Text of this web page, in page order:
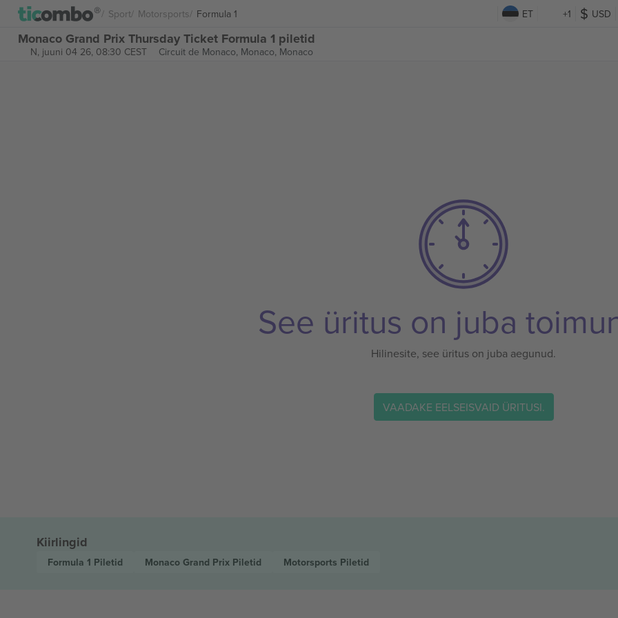
Sport Motorsports Formula 1 ET +1 USD
Monaco Grand Prix Thursday Ticket Formula 1 piletid
N, juuni 04 26, 08:30 CEST Circuit de Monaco, Monaco, Monaco
See üritus on juba
Hilinesite, see üritus on juba aegunud.
VAADAKE EELSEISVAID ÜRITUSI.
Kiirlingid
Formula 1 Piletid Monaco Grand Prix Piletid Motorsports Piletid